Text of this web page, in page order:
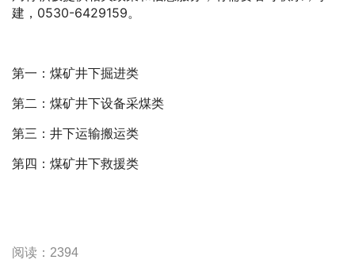
建，0530-6429159。
第一：煤矿井下掘进类
第二：煤矿井下设备采煤类
第三：井下运输搬运类
第四：煤矿井下救援类
阅读：2394